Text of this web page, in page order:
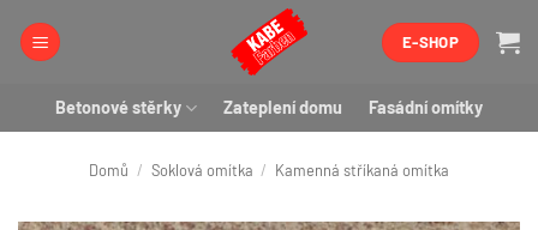
E-SHOP
Betonové stěrky Zateplení domu Fasádní omítky
Domů / Soklová omítka / Kamenná stříkaná omítka